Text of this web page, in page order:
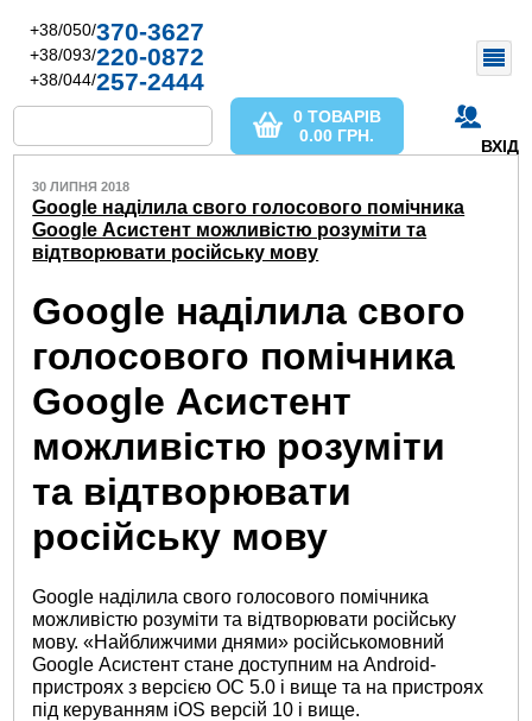
+38/050/370-3627
+38/093/220-0872
+38/044/257-2444
ВХІД
0 ТОВАРІВ
0.00 ГРН.
30 ЛИПНЯ 2018
Google наділила свого голосового помічника
Google Асистент можливістю розуміти та
відтворювати російську мову
Google наділила свого
голосового помічника
Google Асистент
можливістю розуміти
та відтворювати
російську мову
Google наділила свого голосового помічника
можливістю розуміти та відтворювати російську
мову. «Найближчими днями» російськомовний
Google Асистент стане доступним на Android-
пристроях з версією ОС 5.0 і вище та на пристроях
під керуванням iOS версій 10 і вище.